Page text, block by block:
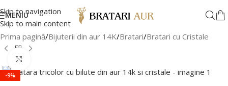
Skip to navigation
Skip to main content
MENIU
Prima pagină/Bijuterii din aur 14K/Bratari/Bratari cu Cristale
-9%